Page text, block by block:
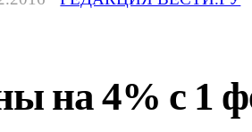
на 4% с 1